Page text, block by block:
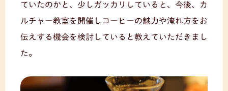
ていたのかと、少しガッカリしていると、今後、カ
ルチャー教室を開催しコーヒーの魅力や淹れ方をお
伝えする機会を検討していると教えていただきまし
た。